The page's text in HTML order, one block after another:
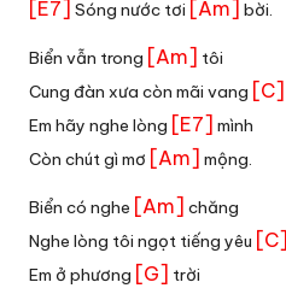
[E7] Sóng nước tơi [Am] bời.
Biển vẫn trong [Am] tôi
Cung đàn xưa còn mãi vang [C]
Em hãy nghe lòng [E7] mình
Còn chút gì mơ [Am] mộng.
Biển có nghe [Am] chăng
Nghe lòng tôi ngọt tiếng yêu [C]
Em ở phương [G] trời